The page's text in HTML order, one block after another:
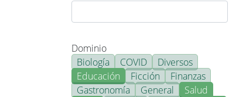
Dominio
Biología
COVID
Diversos
Educación
Ficción
Finanzas
Gastronomía
General
Salud